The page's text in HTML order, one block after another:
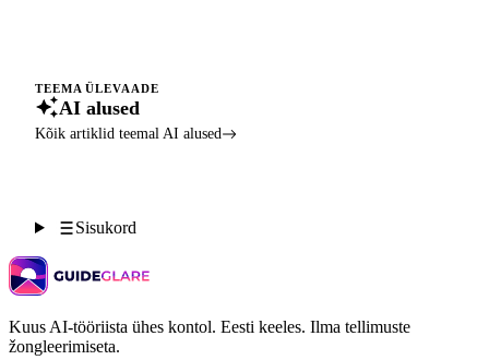
TEEMA ÜLEVAADE
AI alused
Kõik artiklid teemal AI alused
Sisukord
Kuus AI-tööriista ühes kontol. Eesti keeles. Ilma tellimuste
žongleerimiseta.